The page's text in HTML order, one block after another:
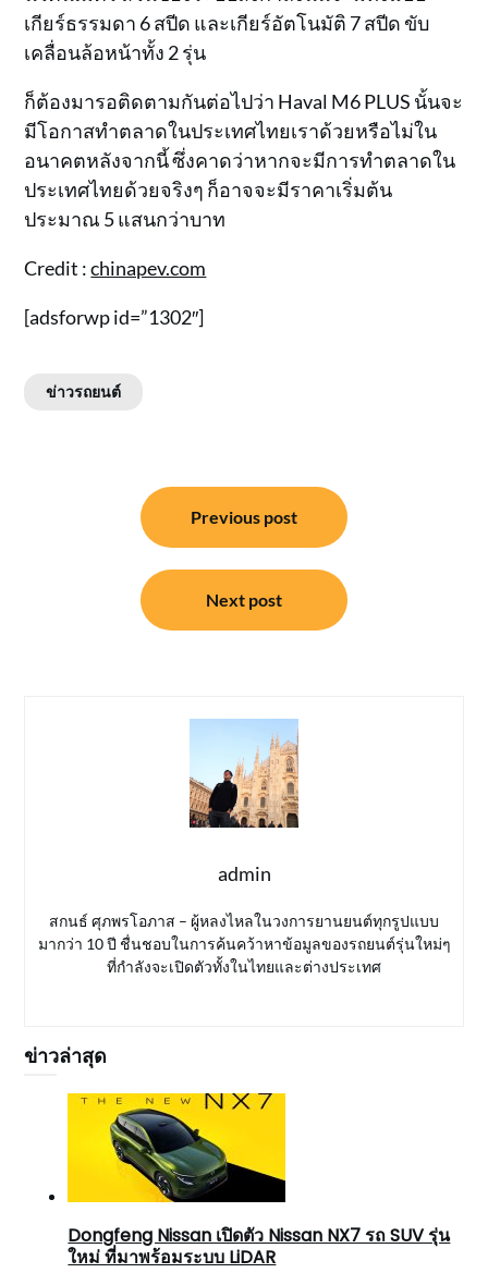
เกียร์ธรรมดา 6 สปีด และเกียร์อัตโนมัติ 7 สปีด ขับ
เคลื่อนล้อหน้าทั้ง 2 รุ่น
ก็ต้องมารอติดตามกันต่อไปว่า Haval M6 PLUS นั้นจะ
มีโอกาสทำตลาดในประเทศไทยเราด้วยหรือไม่ใน
อนาคตหลังจากนี้ ซึ่งคาดว่าหากจะมีการทำตลาดใน
ประเทศไทยด้วยจริงๆ ก็อาจจะมีราคาเริ่มต้น
ประมาณ 5 แสนกว่าบาท
Credit :chinapev.com
[adsforwp id=”1302″]
ข่าวรถยนต์
Previous post
Next post
admin
สกนธ์ ศุภพรโอภาส – ผู้หลงไหลในวงการยานยนต์ทุกรูปแบบ
มากว่า 10 ปี ชื่นชอบในการค้นคว้าหาข้อมูลของรถยนต์รุ่นใหม่ๆ
ที่กำลังจะเปิดตัวทั้งในไทยและต่างประเทศ
ข่าวล่าสุด
Dongfeng Nissan เปิดตัว Nissan NX7 รถ SUV รุ่น
ใหม่ ที่มาพร้อมระบบ LiDAR